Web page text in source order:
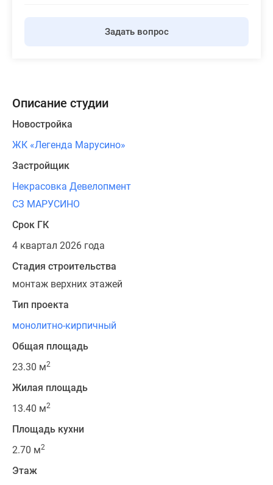
Задать вопрос
Описание студии
Новостройка
ЖК «Легенда Марусино»
Застройщик
Некрасовка Девелопмент
СЗ МАРУСИНО
Срок ГК
4 квартал 2026 года
Стадия строительства
монтаж верхних этажей
Тип проекта
монолитно-кирпичный
Общая площадь
23.30 м2
Жилая площадь
13.40 м2
Площадь кухни
2.70 м2
Этаж